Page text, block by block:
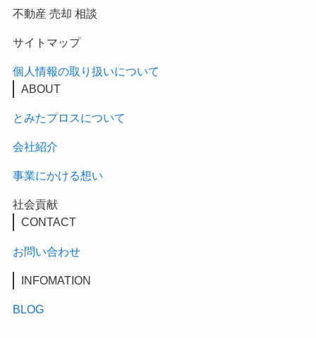
不動産 売却 相談
サイトマップ
個人情報の取り扱いについて
ABOUT
とみたプロスについて
会社紹介
事業にかける想い
社会貢献
CONTACT
お問い合わせ
INFOMATION
BLOG